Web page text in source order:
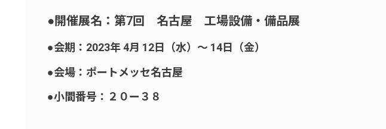
●開催展名：第7回 名古屋 工場設備・備品展​
●会期：2023年 4月 12日（水）～ 14日（金）​
●会場：ポートメッセ名古屋​
●小間番号：２０ー３８​